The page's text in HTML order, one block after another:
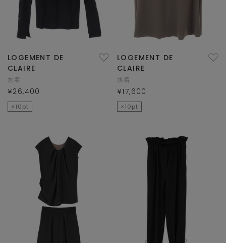
LOGEMENT DE
CLAIRE
水着
¥26,400
×10pt
LOGEMENT DE
CLAIRE
水着
¥17,600
×10pt